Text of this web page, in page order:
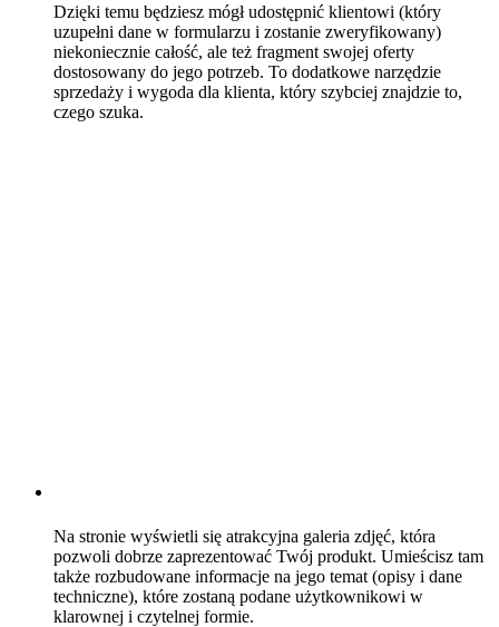
Dzięki temu będziesz mógł udostępnić klientowi (który
uzupełni dane w formularzu i zostanie zweryfikowany)
niekoniecznie całość, ale też fragment swojej oferty
dostosowany do jego potrzeb. To dodatkowe narzędzie
sprzedaży i wygoda dla klienta, który szybciej znajdzie to,
czego szuka.
Na stronie wyświetli się atrakcyjna galeria zdjęć, która
pozwoli dobrze zaprezentować Twój produkt. Umieścisz tam
także rozbudowane informacje na jego temat (opisy i dane
techniczne), które zostaną podane użytkownikowi w
klarownej i czytelnej formie.